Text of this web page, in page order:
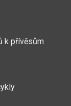
k přívěsům